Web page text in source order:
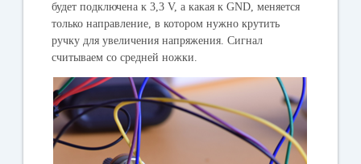
будет подключена к 3,3 V, а какая к GND, меняется
только направление, в котором нужно крутить
ручку для увеличения напряжения. Сигнал
считываем со средней ножки.